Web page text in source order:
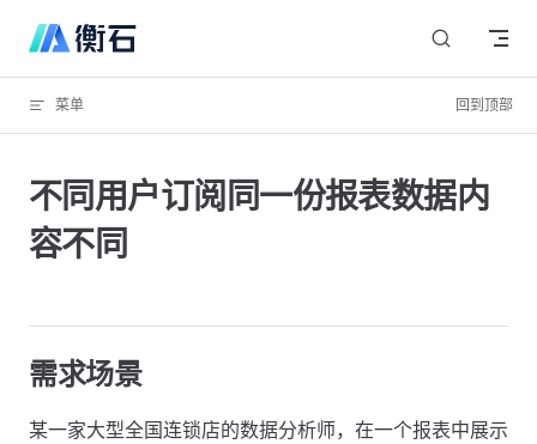
Skip to content
菜单 回到顶部
不同用户订阅同一份报表数据内
容不同
需求场景
某一家大型全国连锁店的数据分析师，在一个报表中展示